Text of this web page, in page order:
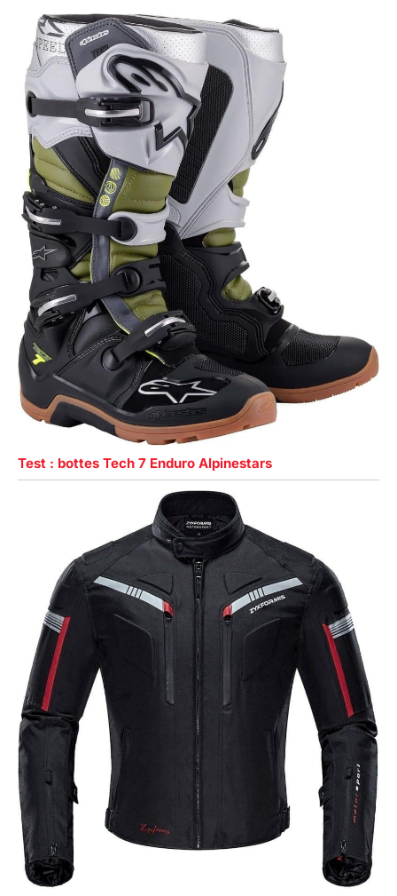
Test : bottes Tech 7 Enduro Alpinestars